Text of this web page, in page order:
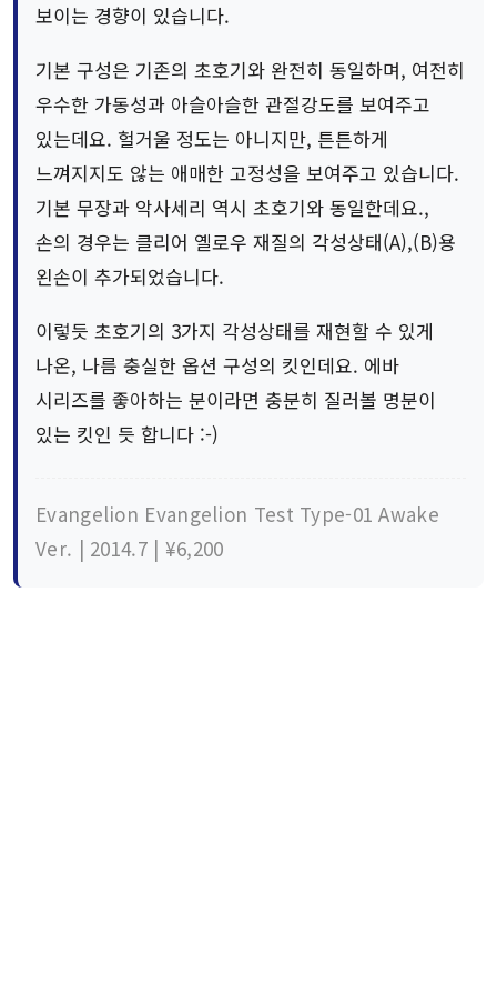
보이는 경향이 있습니다.
기본 구성은 기존의 초호기와 완전히 동일하며, 여전히
우수한 가동성과 아슬아슬한 관절강도를 보여주고
있는데요. 헐거울 정도는 아니지만, 튼튼하게
느껴지지도 않는 애매한 고정성을 보여주고 있습니다.
기본 무장과 악사세리 역시 초호기와 동일한데요.,
손의 경우는 클리어 옐로우 재질의 각성상태(A),(B)용
왼손이 추가되었습니다.
이렇듯 초호기의 3가지 각성상태를 재현할 수 있게
나온, 나름 충실한 옵션 구성의 킷인데요. 에바
시리즈를 좋아하는 분이라면 충분히 질러볼 명분이
있는 킷인 듯 합니다 :-)
Evangelion Evangelion Test Type-01 Awake
Ver. | 2014.7 | ¥6,200